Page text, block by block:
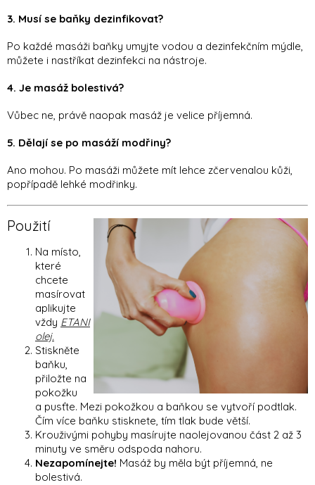
3. Musí se baňky dezinfikovat?
Po každé masáži baňky umyjte vodou a dezinfekčním mýdle,
můžete i nastříkat dezinfekci na nástroje.
4. Je masáž bolestivá?
Vůbec ne, právě naopak masáž je velice příjemná.
5. Dělají se po masáží modřiny?
Ano mohou. Po masáži můžete mít lehce zčervenalou kůži,
popřípadě lehké modřinky.
Použití
Na místo,
které
chcete
masírovat
aplikujte
vždy ETANI
olej.
Stiskněte
baňku,
přiložte na
pokožku
a pusťte. Mezi pokožkou a baňkou se vytvoří podtlak.
Čím více baňku stisknete, tím tlak bude větší.
Krouživými pohyby masírujte naolejovanou část 2 až 3
minuty ve směru odspoda nahoru.
Nezapomínejte! Masáž by měla být příjemná, ne
bolestivá.